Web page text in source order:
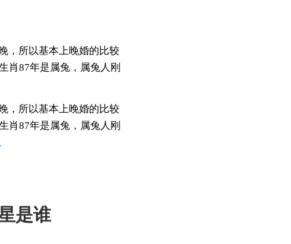
，所以基本上晚婚的比较
肖87年是属兔，属兔人刚
，所以基本上晚婚的比较
肖87年是属兔，属兔人刚
是谁